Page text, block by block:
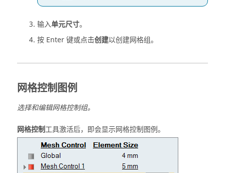
输入单元尺寸。
按 Enter 键或点击创建以创建网格组。
网格控制图例
选择和编辑网格控制组。
网格控制工具激活后，即会显示网格控制图例。